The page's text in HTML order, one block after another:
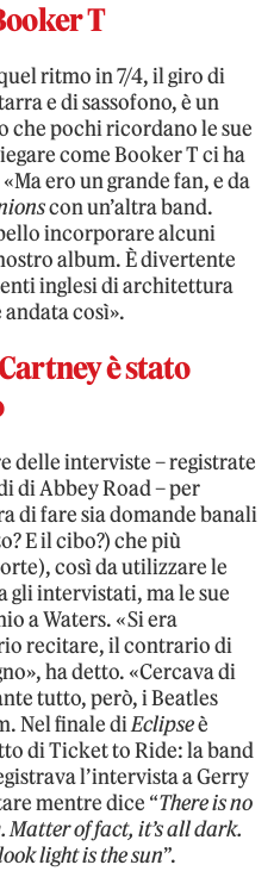
T
ritmo in 7/4, il giro di
e di sassofono, è un
che pochi ricordano le sue
come Booker T ci ha
ero un grande fan, e da
con un’altra band.
incorporare alcuni
album. È divertente
inglesi di architettura
così».
è stato
delle interviste – registrate
di Abbey Road – per
di fare sia domande banali
E il cibo?) che più
così da utilizzare le
gli intervistati, ma le sue
a Waters. «Si era
recitare, il contrario di
ha detto. «Cercava di
tutto, però, i Beatles
Nel finale diEclipseè
di Ticket to Ride: la band
l’intervista a Gerry
mentre dice “There is no
Matter of fact, it’s all dark.
light is the sun”.